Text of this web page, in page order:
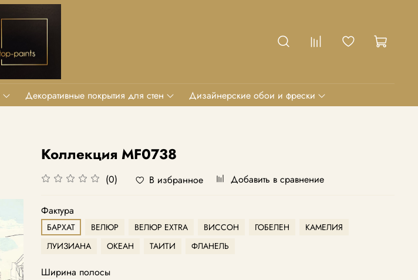
Декоративные покрытия для стен
Дизайнерские обои и фрески
Коллекция MF0738
(0) В избранное Добавить в сравнение
Фактура
БАРХАТ ВЕЛЮР ВЕЛЮР EXTRA ВИССОН ГОБЕЛЕН
КАМЕЛИЯ
ЛУИЗИАНА
ОКЕАН ТАИТИ ФЛАНЕЛЬ
Ширина полосы